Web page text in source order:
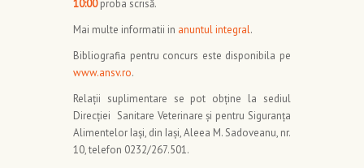
10:00proba scrisă.
Mai multe informatii in anuntul integral.
Bibliografia pentru concurs este disponibila pe
www.ansv.ro.
Relaţii suplimentare se pot obţine la sediul
Direcției Sanitare Veterinare și pentru Siguranța
Alimentelor Iași, din Iași, Aleea M. Sadoveanu, nr.
10, telefon 0232/267.501.